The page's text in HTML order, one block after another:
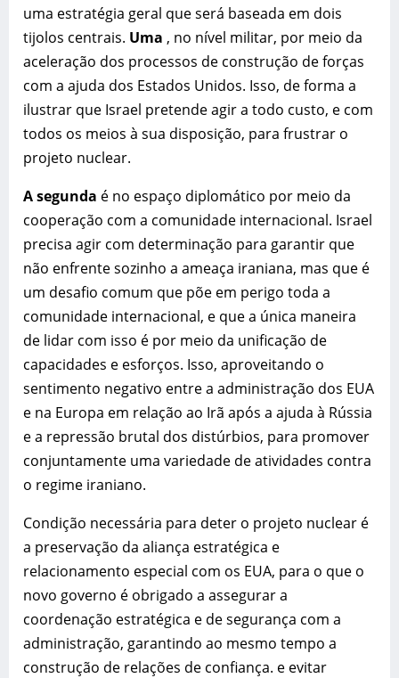
uma estratégia geral que será baseada em dois
tijolos centrais. Uma , no nível militar, por meio da
aceleração dos processos de construção de forças
com a ajuda dos Estados Unidos. Isso, de forma a
ilustrar que Israel pretende agir a todo custo, e com
todos os meios à sua disposição, para frustrar o
projeto nuclear.
A segunda é no espaço diplomático por meio da
cooperação com a comunidade internacional. Israel
precisa agir com determinação para garantir que
não enfrente sozinho a ameaça iraniana, mas que é
um desafio comum que põe em perigo toda a
comunidade internacional, e que a única maneira
de lidar com isso é por meio da unificação de
capacidades e esforços. Isso, aproveitando o
sentimento negativo entre a administração dos EUA
e na Europa em relação ao Irã após a ajuda à Rússia
e a repressão brutal dos distúrbios, para promover
conjuntamente uma variedade de atividades contra
o regime iraniano.
Condição necessária para deter o projeto nuclear é
a preservação da aliança estratégica e
relacionamento especial com os EUA, para o que o
novo governo é obrigado a assegurar a
coordenação estratégica e de segurança com a
administração, garantindo ao mesmo tempo a
construção de relações de confiança. e evitar